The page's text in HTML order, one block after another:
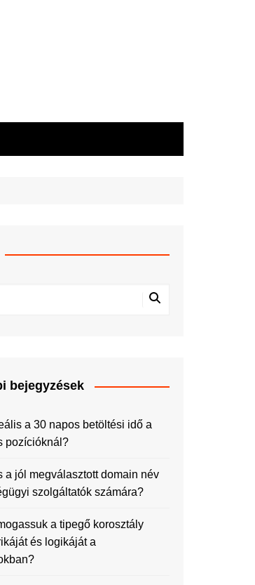
bejegyzések
a 30 napos betöltési idő a
pozícióknál?
a jól megválasztott domain név
szolgáltatók számára?
a tipegő korosztály
és logikáját a